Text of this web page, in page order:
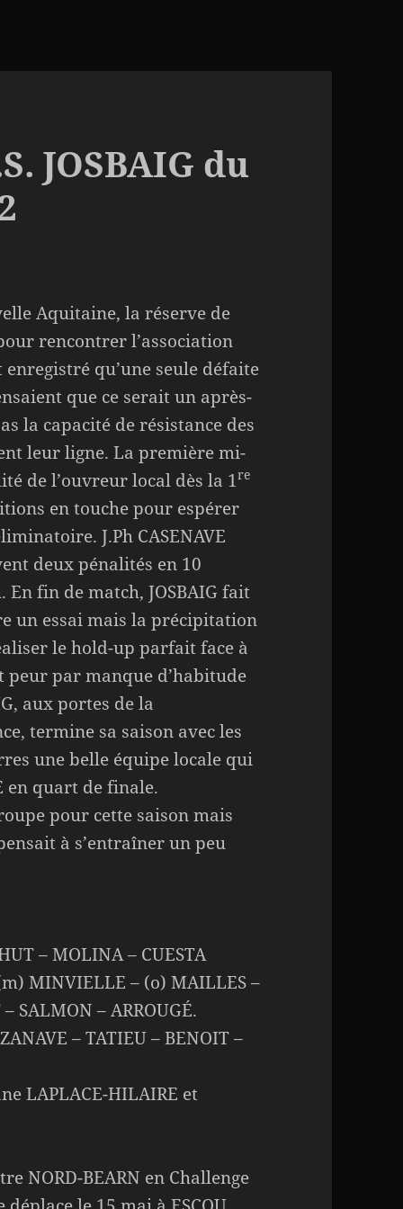
JOSBAIG du
Aquitaine, la réserve de
pour rencontrer l’association
qu’une seule défaite
que ce serait un après-
la capacité de résistance des
leur ligne. La première mi-
de l’ouvreur local dès la 1re
en touche pour espérer
J.Ph CASENAVE
deux pénalités en 10
fin de match, JOSBAIG fait
un essai mais la précipitation
le hold-up parfait face à
peur par manque d’habitude
aux portes de la
termine sa saison avec les
une belle équipe locale qui
en quart de finale.
pour cette saison mais
à s’entraîner un peu
– MOLINA – CUESTA
MINVIELLE – (o) MAILLES –
SALMON – ARROUGÉ.
– TATIEU – BENOIT –
LAPLACE-HILAIRE et
NORD-BEARN en Challenge